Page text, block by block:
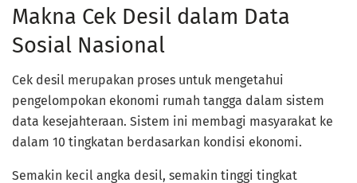
Makna Cek Desil dalam Data
Sosial Nasional
Cek desil merupakan proses untuk mengetahui
pengelompokan ekonomi rumah tangga dalam sistem
data kesejahteraan. Sistem ini membagi masyarakat ke
dalam 10 tingkatan berdasarkan kondisi ekonomi.
Semakin kecil angka desil, semakin tinggi tingkat